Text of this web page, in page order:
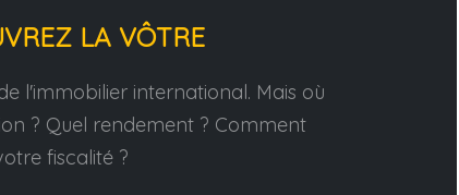
LA VÔTRE
l'immobilier international. Mais où
? Quel rendement ? Comment
fiscalité ?